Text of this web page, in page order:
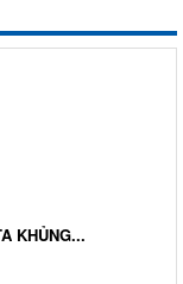
KHỦNG...